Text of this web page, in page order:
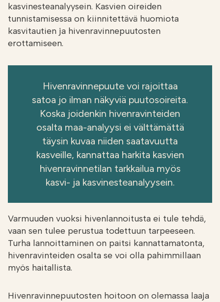
kasvinesteanalyysein. Kasvien oireiden
tunnistamisessa on kiinnitettävä huomiota
kasvitautien ja hivenravinnepuutosten
erottamiseen.
Hivenravinnepuute voi rajoittaa
satoa jo ilman näkyviä puutosoireita.
Koska joidenkin hivenravinteiden
osalta maa-analyysi ei välttämättä
täysin kuvaa niiden saatavuutta
kasveille, kannattaa harkita kasvien
hivenravinnetilan tarkkailua myös
kasvi- ja kasvinesteanalyysein.
Varmuuden vuoksi hivenlannoitusta ei tule tehdä,
vaan sen tulee perustua todettuun tarpeeseen.
Turha lannoittaminen on paitsi kannattamatonta,
hivenravinteiden osalta se voi olla pahimmillaan
myös haitallista.
Hivenravinnepuutosten hoitoon on olemassa laaja